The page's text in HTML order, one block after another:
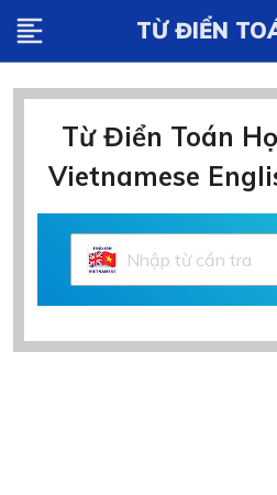
format_align_left TỪ ĐIỂN
Từ Điển Toán
Vietnamese